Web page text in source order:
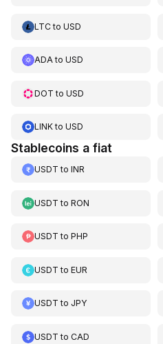
LTCto USD
ADAto USD
DOT to USD
LINKto USD
Stablecoins a fiat
USDT to INR
USDT to RON
USDT to PHP
USDT to EUR
USDT to JPY
USDT to CAD